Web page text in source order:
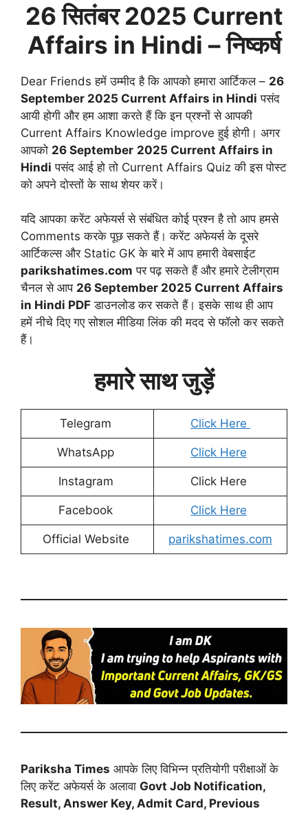
26 सितंबर2025 Current
Affairs in Hindi – निष्कर्ष
Dear Friends हमें उम्मीद है कि आपको हमारा आर्टिकल – 26
September 2025 Current Affairs in Hindi पसंद
आयी होगी और हम आशा करते हैं कि इन प्रश्नों से आपकी
Current Affairs Knowledge improve हुई होगी। अगर
आपको 26 September 2025 Current Affairs in
Hindi पसंद आई हो तो Current Affairs Quiz की इस पोस्ट
को अपने दोस्तों के साथ शेयर करें।
यदि आपका करेंट अफेयर्स से संबंधित कोई प्रश्न है तो आप हमसे
Comments करके पूछ सकते हैं। करेंट अफेयर्स के दूसरे
आर्टिकल्स और Static GK के बारे में आप हमारी वेबसाईट
parikshatimes.com पर पढ़ सकते हैं और हमारे टेलीग्राम
चैनल से आप 26 September 2025 Current Affairs
in Hindi PDF डाउनलोड कर सकते हैं। इसके साथ ही आप
हमें नीचे दिए गए सोशल मीडिया लिंक की मदद से फॉलो कर सकते
हैं।
हमारे साथ जुड़ें
Telegram Click Here
WhatsApp Click Here
Instagram Click Here
Facebook Click Here
Official Website parikshatimes.com
Pariksha Times आपके लिए विभिन्न प्रतियोगी परीक्षाओं के
लिए करेंट अफेयर्स के अलावा Govt Job Notification,
Result, Answer Key, Admit Card, Previous